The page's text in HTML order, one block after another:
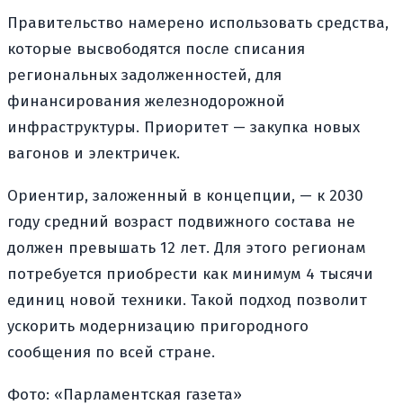
Правительство намерено использовать средства,
которые высвободятся после списания
региональных задолженностей, для
финансирования железнодорожной
инфраструктуры. Приоритет — закупка новых
вагонов и электричек.
Ориентир, заложенный в концепции, — к 2030
году средний возраст подвижного состава не
должен превышать 12 лет. Для этого регионам
потребуется приобрести как минимум 4 тысячи
единиц новой техники. Такой подход позволит
ускорить модернизацию пригородного
сообщения по всей стране.
Фото: «Парламентская газета»